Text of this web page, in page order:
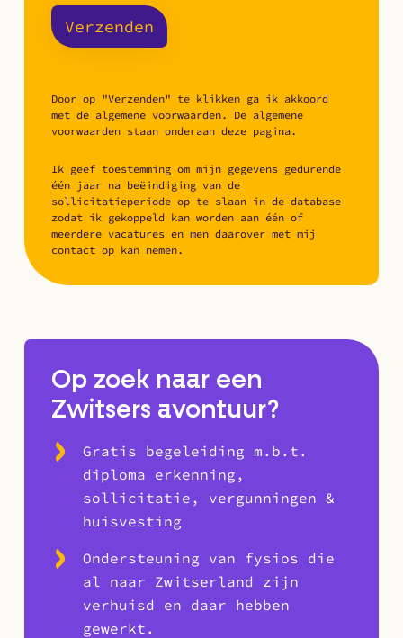
Verzenden
Door op "Verzenden" te klikken ga ik akkoord
met de algemene voorwaarden. De algemene
voorwaarden staan onderaan deze pagina.
Ik geef toestemming om mijn gegevens gedurende
één jaar na beëindiging van de
sollicitatieperiode op te slaan in de database
zodat ik gekoppeld kan worden aan één of
meerdere vacatures en men daarover met mij
contact op kan nemen.
Op zoek naar een
Zwitsers avontuur?
Gratis begeleiding m.b.t.
diploma erkenning,
sollicitatie, vergunningen &
huisvesting
Ondersteuning van fysios die
al naar Zwitserland zijn
verhuisd en daar hebben
gewerkt.